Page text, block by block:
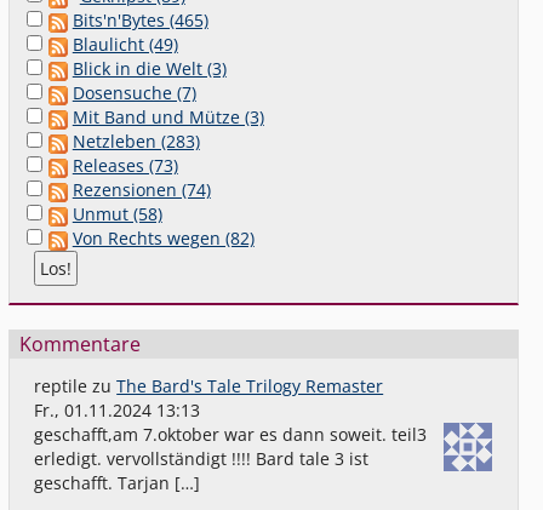
Bits'n'Bytes (465)
Blaulicht (49)
Blick in die Welt (3)
Dosensuche (7)
Mit Band und Mütze (3)
Netzleben (283)
Releases (73)
Rezensionen (74)
Unmut (58)
Von Rechts wegen (82)
Kommentare
reptile zuThe Bard's Tale Trilogy Remaster
Fr., 01.11.2024 13:13
geschafft,am 7.oktober war es dann soweit. teil3
erledigt. vervollständigt !!!! Bard tale 3 ist
geschafft. Tarjan […]